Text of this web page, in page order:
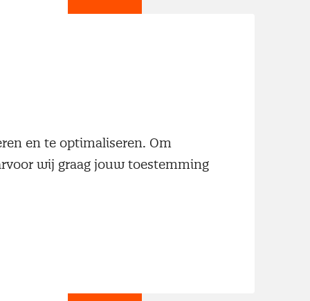
en te optimaliseren. Om
wij graag jouw toestemming